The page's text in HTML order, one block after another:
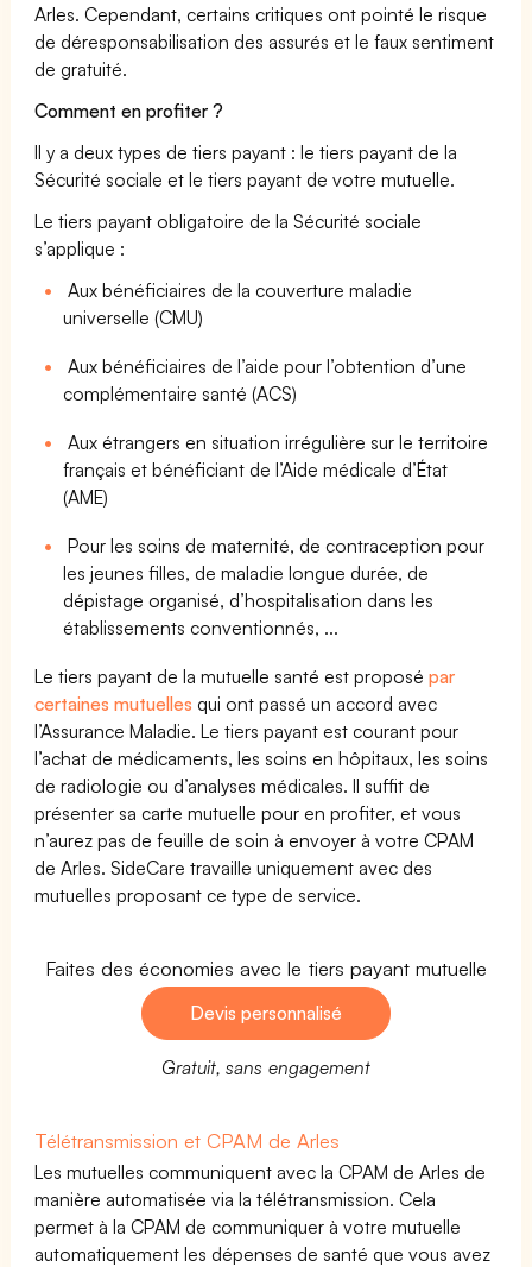
Arles. Cependant, certains critiques ont pointé le risque
de déresponsabilisation des assurés et le faux sentiment
de gratuité.
Comment en profiter ?
Il y a deux types de tiers payant : le tiers payant de la
Sécurité sociale et le tiers payant de votre mutuelle.
Le tiers payant obligatoire de la Sécurité sociale
s’applique :
Aux bénéficiaires de la couverture maladie
universelle (CMU)
Aux bénéficiaires de l’aide pour l’obtention d’une
complémentaire santé (ACS)
Aux étrangers en situation irrégulière sur le territoire
français et bénéficiant de l’Aide médicale d’État
(AME)
Pour les soins de maternité, de contraception pour
les jeunes filles, de maladie longue durée, de
dépistage organisé, d’hospitalisation dans les
établissements conventionnés, ...
Le tiers payant de la mutuelle santé est proposépar
certaines mutuelles qui ont passé un accord avec
l’Assurance Maladie. Le tiers payant est courant pour
l’achat de médicaments, les soins en hôpitaux, les soins
de radiologie ou d’analyses médicales. Il suffit de
présenter sa carte mutuelle pour en profiter, et vous
n’aurez pas de feuille de soin à envoyer à votre CPAM
de Arles. SideCare travaille uniquement avec des
mutuelles proposant ce type de service.
Faites des économies avec le tiers payant mutuelle
Devis personnalisé
Gratuit, sans engagement
Télétransmission et CPAM de Arles
Les mutuelles communiquent avec la CPAM de Arles de
manière automatisée via la télétransmission. Cela
permet à la CPAM de communiquer à votre mutuelle
automatiquement les dépenses de santé que vous avez